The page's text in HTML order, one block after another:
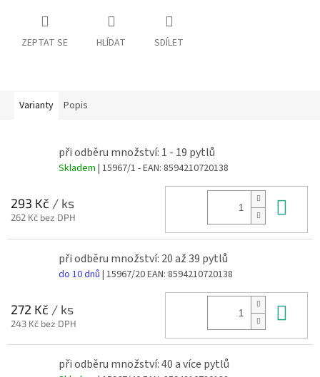
ZEPTAT SE HLÍDAT SDÍLET
Varianty Popis
při odběru množství: 1 - 19 pytlů
Skladem | 15967/1 -EAN: 8594210720138
293 Kč / ks
262 Kč bez DPH
při odběru množství: 20 až 39 pytlů
do 10 dnů | 15967/20EAN: 8594210720138
272 Kč / ks
243 Kč bez DPH
při odběru množství: 40 a více pytlů